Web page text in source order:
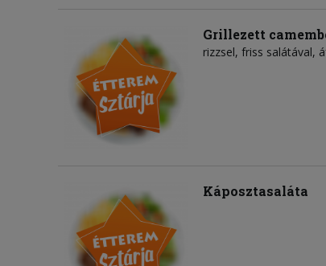
Grillezett
rizzsel, friss salátával,
Káposztasaláta